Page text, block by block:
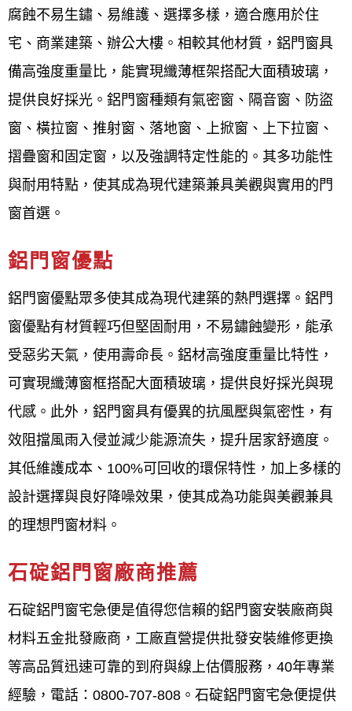
想尋找最高評分的石碇鋁門窗廠商
嗎？石碇鋁門窗推薦廠商：
品，並以「品質第一、顧客至上、永續經營」為經營
鋁門窗工程宅急便 為石碇地區評分最高的鋁門窗廠
商，該公司在該地區深耕多年，擁有超過40年經驗，
並強調客戶滿意度，提供多樣化服務項目與高品質產
品，且強調「珍惜客戶的每一次需求，認真做好每一
次工作」，可見其專業與服務品質。
評分高的原因
多年經驗與專業技術
有超過40年的專業經驗，技術能力精準，能
品質至上： 從材料挑選到施工完成，每個環
節都層層把關，確保產品品質達到最高標
準。
腐蝕不易生鏽、易維護、選擇多樣，適合應用於住
宅、商業建築、辦公大樓。相較其他材質，鋁門窗具
備高強度重量比，能實現纖薄框架搭配大面積玻璃，
提供良好採光。鋁門窗種類有氣密窗、隔音窗、防盜
窗、橫拉窗、推射窗、落地窗、上掀窗、上下拉窗、
摺疊窗和固定窗，以及強調特定性能的。其多功能性
與耐用特點，使其成為現代建築兼具美觀與實用的門
窗首選。
鋁門窗優點
鋁門窗優點眾多使其成為現代建築的熱門選擇。鋁門
窗優點有材質輕巧但堅固耐用，不易鏽蝕變形，能承
受惡劣天氣，使用壽命長。鋁材高強度重量比特性，
可實現纖薄窗框搭配大面積玻璃，提供良好採光與現
代感。此外，鋁門窗具有優異的抗風壓與氣密性，有
效阻擋風雨入侵並減少能源流失，提升居家舒適度。
其低維護成本、100%可回收的環保特性，加上多樣的
設計選擇與良好降噪效果，使其成為功能與美觀兼具
的理想門窗材料。
石碇鋁門窗廠商推薦
石碇鋁門窗宅急便是值得您信賴的鋁門窗安裝廠商與
材料五金批發廠商，工廠直營提供批發安裝維修更換
等高品質迅速可靠的到府與線上估價服務，40年專業
經驗，電話：0800-707-808。石碇鋁門窗宅急便提供